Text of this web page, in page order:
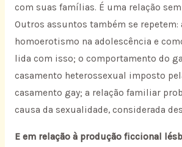
com suas famílias. É uma relação
Outros assuntos também se repetem:
homoerotismo na adolescência e
lida com isso; o comportamento do
casamento heterossexual imposto
casamento gay; a relação familiar
causa da sexualidade, considerada
E em relação à produção ficcional